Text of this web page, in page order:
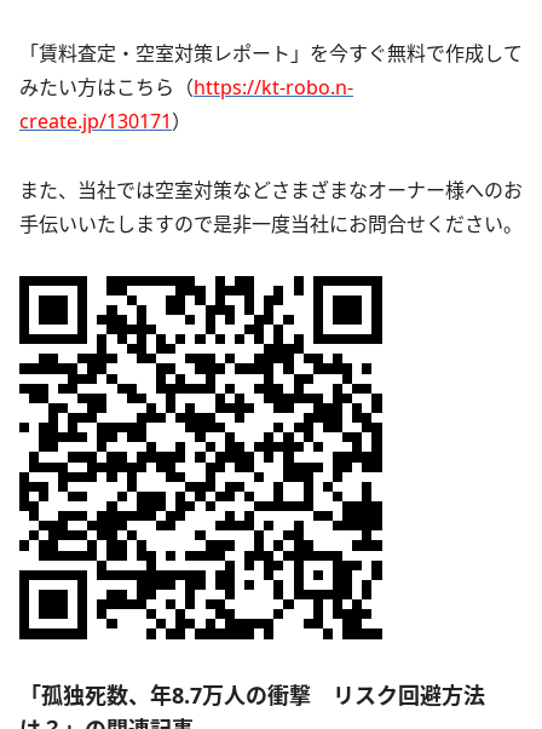
「賃料査定・空室対策レポート」を今すぐ無料で作成して
みたい方はこちら（https://kt-robo.n-
create.jp/130171）
また、当社では空室対策などさまざまなオーナー様へのお
手伝いいたしますので是非一度当社にお問合せください。
「孤独死数、年8.7万人の衝撃 リスク回避方法